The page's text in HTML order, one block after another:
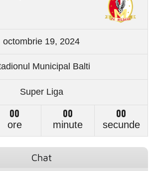
octombrie 19, 2024
Municipal Balti
Super Liga
00
ore
00
minute
00
secunde
Chat